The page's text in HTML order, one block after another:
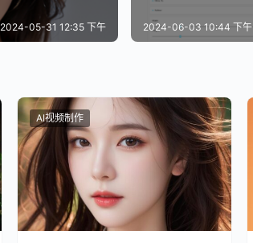
2024-05-31 12:35 下午 2024-06-03 10:44 下午
AI视频制作